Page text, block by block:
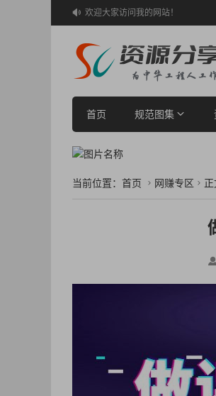
 欢迎大家访问我的网站！
首页 规范图集
当前位置： 首页  网赚专区 